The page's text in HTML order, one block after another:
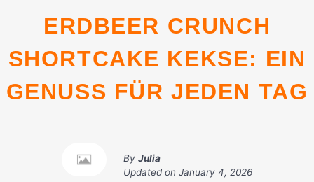
ERDBEER CRUNCH
SHORTCAKE KEKSE: EIN
GENUSS FÜR JEDEN TAG
By Julia
Updated on January 4, 2026